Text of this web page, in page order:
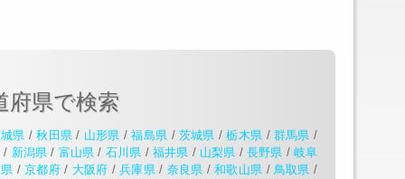
府県で検索
県 /秋田県 / 山形県 /福島県 / 茨城県 /栃木県 / 群馬県 /
/ 新潟県 / 富山県 / 石川県 / 福井県 / 山梨県 / 長野県 / 岐阜
/ 京都府/ 大阪府 /兵庫県/ 奈良県 /和歌山県 / 鳥取県 /